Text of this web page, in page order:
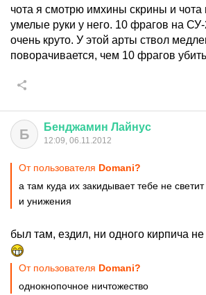
чота я смотрю имхины скрины и чота
умелые руки у него. 10 фрагов на
очень круто. У этой арты ствол
поворачивается, чем 10 фрагов
Б Бенджамин Лайнус
12:09, 06.11.2012
От пользователя Domani?
а там куда их закидывает тебе не
и унижения
был там, ездил, ни одного кирпича
От пользователя Domani?
однокнопочное ничтожество